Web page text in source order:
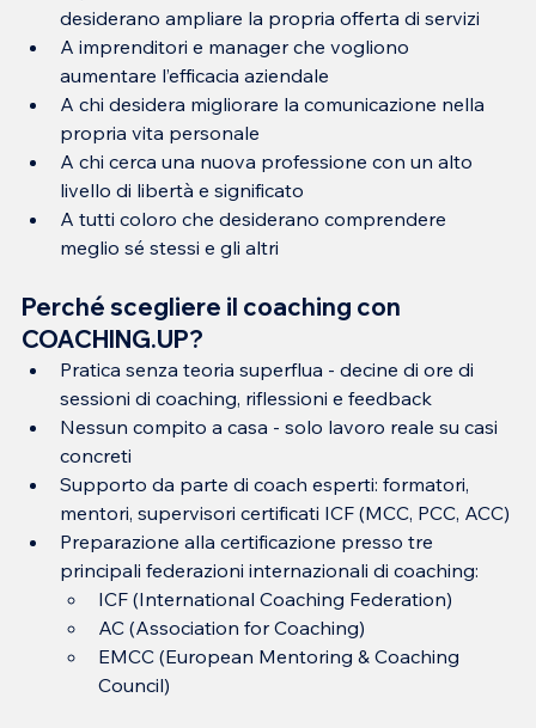
desiderano ampliare la propria offerta di servizi
A imprenditori e manager che vogliono
aumentare l’efficacia aziendale
A chi desidera migliorare la comunicazione nella
propria vita personale
A chi cerca una nuova professione con un alto
livello di libertà e significato
A tutti coloro che desiderano comprendere
meglio sé stessi e gli altri
Perché scegliere il coaching con
COACHING.UP?
Pratica senza teoria superflua - decine di ore di
sessioni di coaching, riflessioni e feedback
Nessun compito a casa - solo lavoro reale su casi
concreti
Supporto da parte di coach esperti: formatori,
mentori, supervisori certificati ICF (MCC, PCC, ACC)
Preparazione alla certificazione presso tre
principali federazioni internazionali di coaching:
ICF (International Coaching Federation)
AC (Association for Coaching)
EMCC (European Mentoring & Coaching
Council)